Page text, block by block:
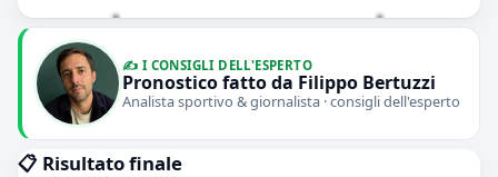
✍️ I CONSIGLI DELL'ESPERTO
Pronostico fatto da Filippo Bertuzzi
Analista sportivo & giornalista · consigli dell'esperto
📋 Risultato finale